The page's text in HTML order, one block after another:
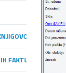
FAKTUR (KPFW)